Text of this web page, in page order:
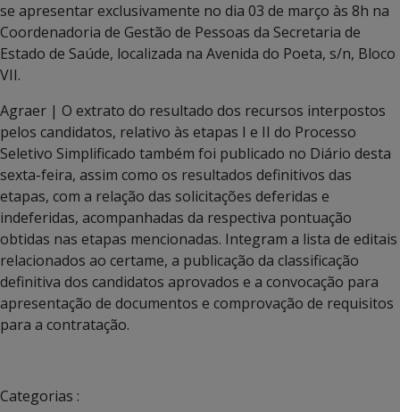
se apresentar exclusivamente no dia 03 de março às 8h na
Coordenadoria de Gestão de Pessoas da Secretaria de
Estado de Saúde, localizada na Avenida do Poeta, s/n, Bloco
VII.
Agraer | O extrato do resultado dos recursos interpostos
pelos candidatos, relativo às etapas I e II do Processo
Seletivo Simplificado também foi publicado no Diário desta
sexta-feira, assim como os resultados definitivos das
etapas, com a relação das solicitações deferidas e
indeferidas, acompanhadas da respectiva pontuação
obtidas nas etapas mencionadas. Integram a lista de editais
relacionados ao certame, a publicação da classificação
definitiva dos candidatos aprovados e a convocação para
apresentação de documentos e comprovação de requisitos
para a contratação.
Categorias :